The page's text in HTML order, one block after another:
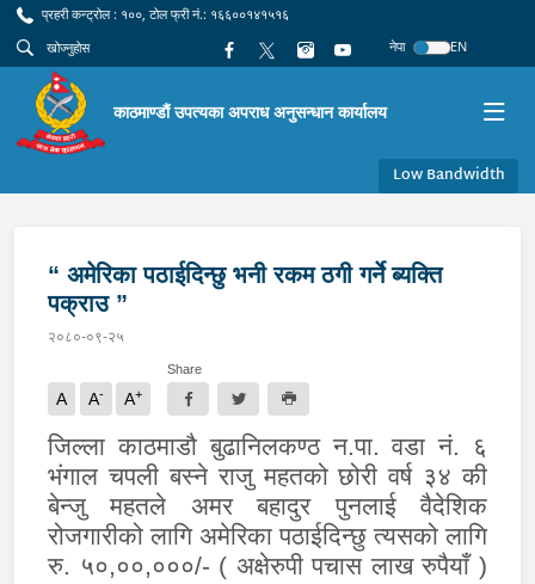
प्रहरी कन्ट्रोल : १००, टोल फ्री नं.: १६६००१४१५१६
नेपा
EN
काठमाण्डौं उपत्यका अपराध अनुसन्धान कार्यालय
Low Bandwidth
“ अमेरिका पठाईदिन्छु भनी रकम ठगी गर्ने ब्यक्ति
पक्राउ ”
२०८०-०९-२५
A A- A+
Share
जिल्ला काठमाडौ बुढानिलकण्ठ न.पा. वडा नं. ६
भंगाल चपली बस्ने राजु महतको छोरी वर्ष ३४ की
बेन्जु महतले अमर बहादुर पुनलाई वैदेशिक
रोजगारीको लागि अमेरिका पठाईदिन्छु त्यसको लागि
रु. ५०,००,०००/- ( अक्षेरुपी पचास लाख रुपैयाँ )